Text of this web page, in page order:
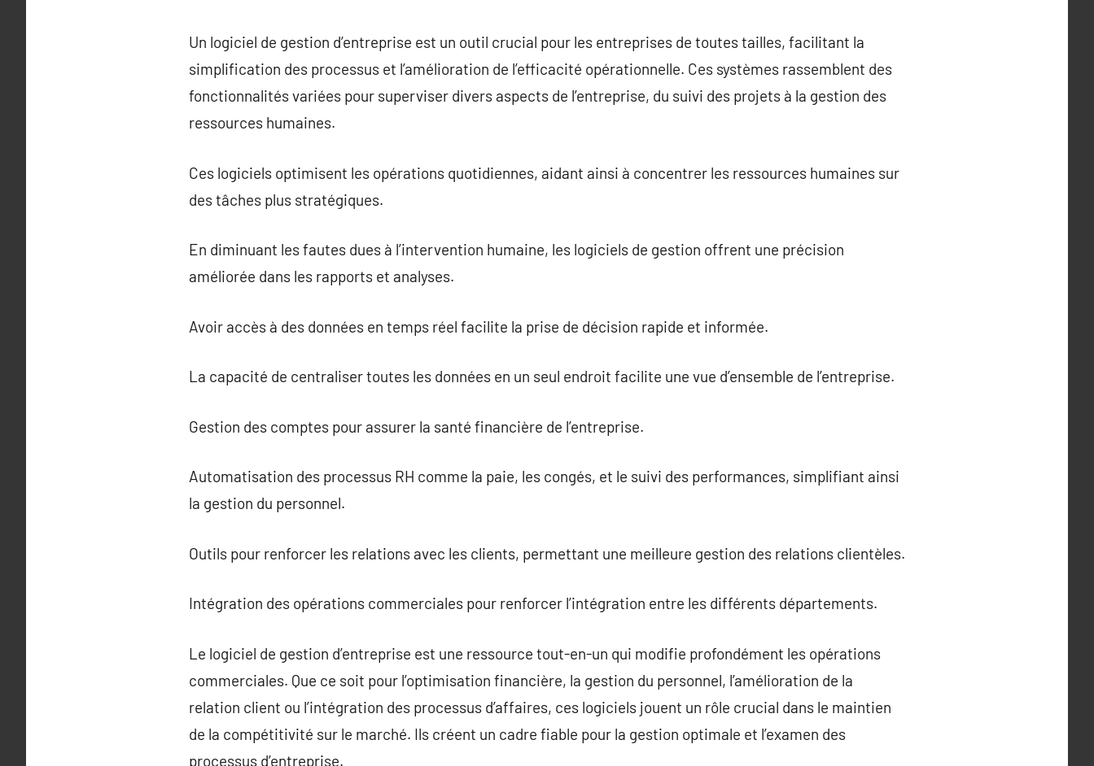
Un logiciel de gestion d’entreprise est un outil crucial pour les entreprises de toutes tailles, facilitant la
simplification des processus et l’amélioration de l’efficacité opérationnelle. Ces systèmes rassemblent des
fonctionnalités variées pour superviser divers aspects de l’entreprise, du suivi des projets à la gestion des
ressources humaines.
Ces logiciels optimisent les opérations quotidiennes, aidant ainsi à concentrer les ressources humaines sur
des tâches plus stratégiques.
En diminuant les fautes dues à l’intervention humaine, les logiciels de gestion offrent une précision
améliorée dans les rapports et analyses.
Avoir accès à des données en temps réel facilite la prise de décision rapide et informée.
La capacité de centraliser toutes les données en un seul endroit facilite une vue d’ensemble de l’entreprise.
Gestion des comptes pour assurer la santé financière de l’entreprise.
Automatisation des processus RH comme la paie, les congés, et le suivi des performances, simplifiant ainsi
la gestion du personnel.
Outils pour renforcer les relations avec les clients, permettant une meilleure gestion des relations clientèles.
Intégration des opérations commerciales pour renforcer l’intégration entre les différents départements.
Le logiciel de gestion d’entreprise est une ressource tout-en-un qui modifie profondément les opérations
commerciales. Que ce soit pour l’optimisation financière, la gestion du personnel, l’amélioration de la
relation client ou l’intégration des processus d’affaires, ces logiciels jouent un rôle crucial dans le maintien
de la compétitivité sur le marché. Ils créent un cadre fiable pour la gestion optimale et l’examen des
processus d’entreprise.